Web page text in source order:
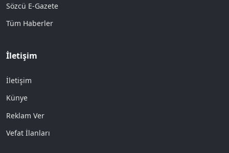
Sözcü E-Gazete
Tüm Haberler
İletişim
İletişim
Künye
Reklam Ver
Vefat İlanları